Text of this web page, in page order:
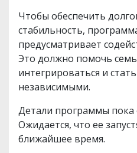
Чтобы обеспечить
стабильность,
предусматривает
Это должно помочь
интегрироваться и
независимыми.
Детали программы пока
Ожидается, что ее
ближайшее время.